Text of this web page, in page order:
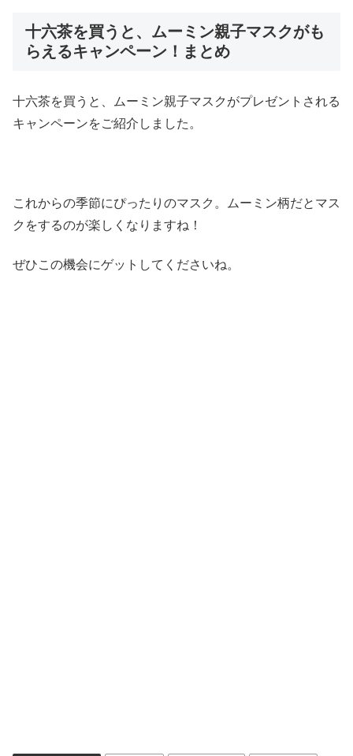
十六茶を買うと、ムーミン親子マスクがも
らえるキャンペーン！まとめ
十六茶を買うと、ムーミン親子マスクがプレゼントされる
キャンペーンをご紹介しました。
これからの季節にぴったりのマスク。ムーミン柄だとマス
クをするのが楽しくなりますね！
ぜひこの機会にゲットしてくださいね。